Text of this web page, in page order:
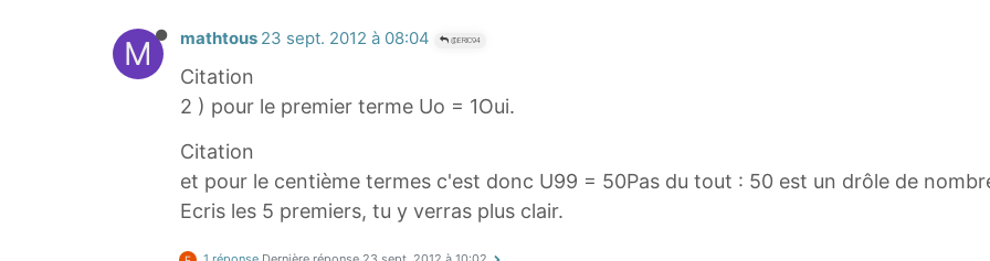
M mathtous 23 sept. 2012 à 08:04 @ERIC94
Citation
2 ) pour le premier terme Uo = 1Oui.
Citation
et pour le centième termes c'est donc U99 = 50Pas du tout : 50 est un drôle de
Ecris les 5 premiers, tu y verras plus clair.